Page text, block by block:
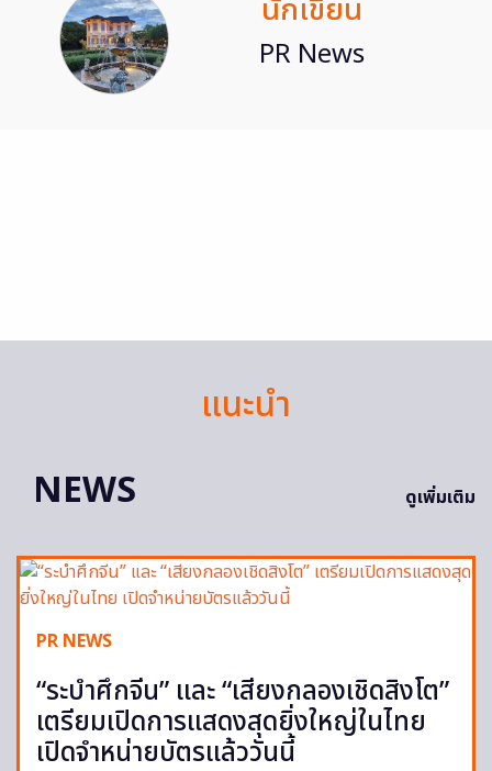
นักเขียน
PR News
แนะนำ
NEWS
ดูเพิ่มเติม
PR NEWS
“ระบำศึกจีน” และ “เสียงกลองเชิดสิงโต”
เตรียมเปิดการแสดงสุดยิ่งใหญ่ในไทย
เปิดจำหน่ายบัตรแล้ววันนี้